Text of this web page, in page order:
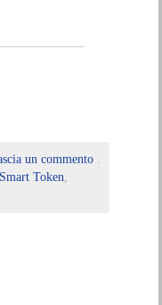
un commento .
Smart Token,